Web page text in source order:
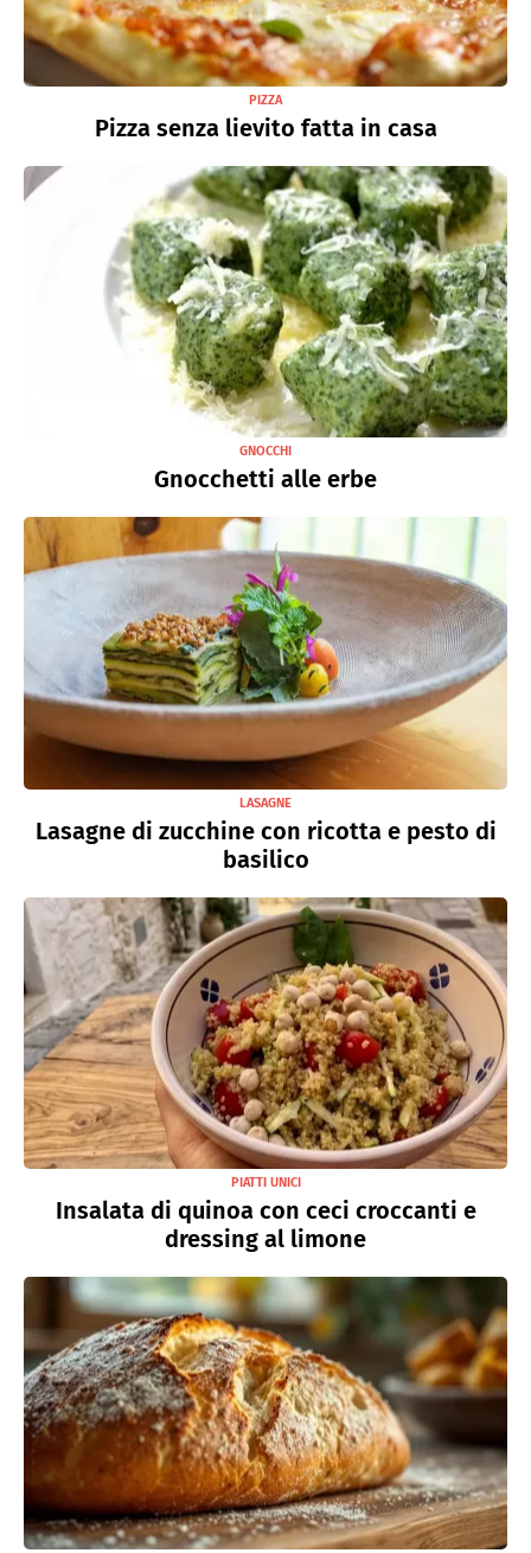
PIZZA
Pizza senza lievito fatta in casa
GNOCCHI
Gnocchetti alle erbe
LASAGNE
Lasagne di zucchine con ricotta e pesto di
basilico
PIATTI UNICI
Insalata di quinoa con ceci croccanti e
dressing al limone